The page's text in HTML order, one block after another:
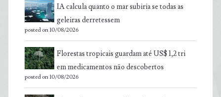
IA calcula quanto o mar subiria se todas as
geleiras derretessem
posted on 10/08/2026
Florestas tropicais guardam até US$ 1,2 tri
em medicamentos não descobertos
posted on 10/08/2026